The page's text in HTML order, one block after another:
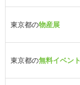
東京都の物産展
東京都の無料イベント